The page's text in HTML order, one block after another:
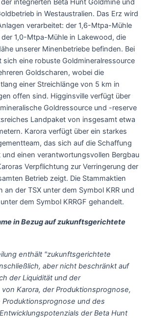
in Westaustralien. Das Erz wird
verarbeitet: der 1,6-Mtpa-Mühle
1,0-Mtpa-Mühle in Lakewood, die
unserer Minenbetriebe befinden. Bei
sich eine robuste Goldmineralressource
Goldscharen, wobei die
einer Streichlänge von 5 km in
offen sind. Higginsville verfügt über
Goldressource und -reserve
Landpaket von insgesamt etwa
Karora verfügt über ein starkes
das sich auf die Schaffung
einen verantwortungsvollen Bergbau
Verpflichtung zur Verringerung der
Betrieb zeigt. Die Stammaktien
an der TSX unter dem Symbol KRR und
dem Symbol KRRGF gehandelt.
in Bezug auf zukunftsgerichtete
enthält "zukunftsgerichtete
aber nicht beschränkt auf
der Liquidität und der
Karora, der Produktionsprognose,
und des
der Beta Hunt